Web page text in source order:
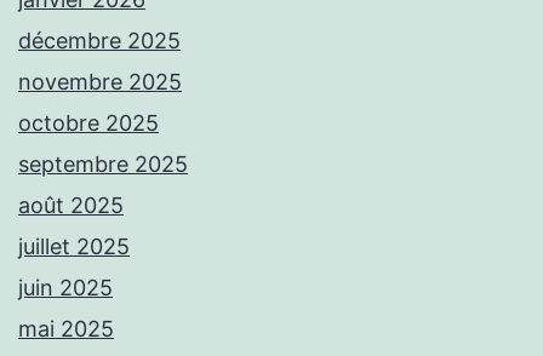
décembre 2025
novembre 2025
octobre 2025
septembre 2025
août 2025
juillet 2025
juin 2025
mai 2025